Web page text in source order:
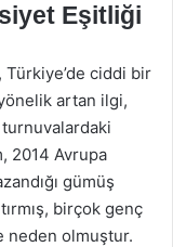
Eşitliği
Türkiye’de ciddi bir
artan ilgi,
turnuvalardaki
2014 Avrupa
gümüş
birçok genç
neden olmuştur.